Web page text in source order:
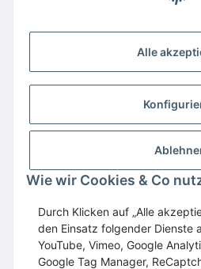
Alle
Wie wir Cookies & Co
Durch Klicken auf „Alle
den Einsatz folgender Dienste
YouTube, Vimeo, Google
Google Tag Manager,
Wir empfehlen
GESETZLICHE